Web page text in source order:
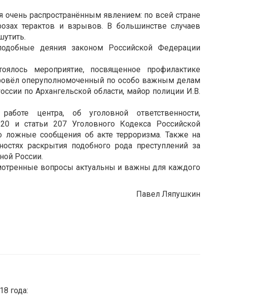
распространённым явлением: по всей стране
терактов и взрывов. В большинстве случаев
деяния законом Российской Федерации
мероприятие, посвященное профилактике
оперуполномоченный по особо важным делам
по Архангельской области, майор полиции И.В.
центра, об уголовной ответственности,
и статьи 207 Уголовного Кодекса Российской
сообщения об акте терроризма. Также на
раскрытия подобного рода преступлений за
России.
вопросы актуальны и важны для каждого
Павел Ляпушкин
года: